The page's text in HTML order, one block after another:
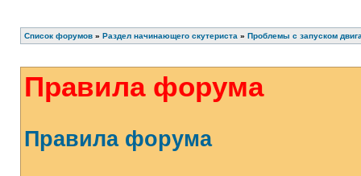
Список форумов » Раздел начинающего скутериста » Проблемы с запуском
Правила форума
Правила форума